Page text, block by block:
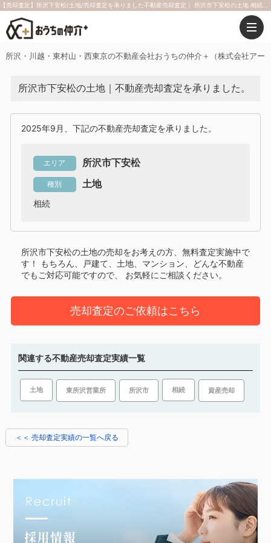
所沢・川越・東村山・西東京の不動産会社おうちの仲介＋（株式会社アー
所沢市下安松の土地｜不動産売却査定を承りました。
2025年9月、下記の不動産売却査定を承りました。
エリア 所沢市下安松
種別 土地
相続
所沢市下安松の土地の売却をお考えの方、無料査定実施中で
す！
もちろん、戸建て、土地、マンション、どんな不動産
でもご対応可能ですので、 お気軽にご相談ください。
売却査定のご依頼はこちら
関連する不動産売却査定実績一覧
土地 東所沢営業所 所沢市 相続 資産売却
＜＜ 売却査定実績の一覧へ戻る